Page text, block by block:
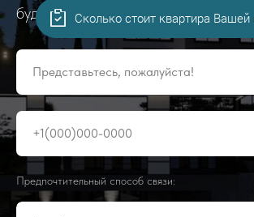
будет. Гарантируем!
Представьтесь, пожалуйста!
+1(000)000-0000
Предпочтительный способ связи:
Сколько стоит квартира